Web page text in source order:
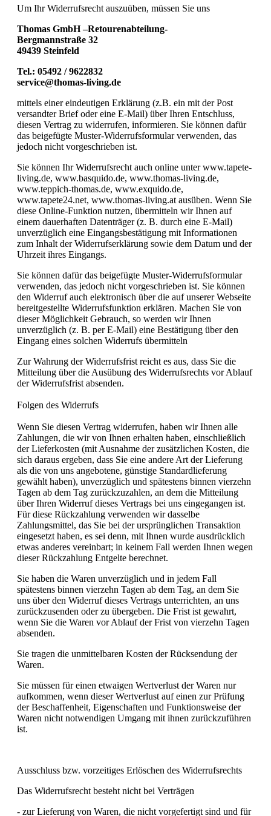
Um Ihr Widerrufsrecht auszuüben, müssen Sie uns
Thomas GmbH –Retourenabteilung-
Bergmannstraße 32
49439 Steinfeld
Tel.: 05492 / 9622832
service@thomas-living.de
mittels einer eindeutigen Erklärung (z.B. ein mit der Post
versandter Brief oder eine E-Mail) über Ihren Entschluss,
diesen Vertrag zu widerrufen, informieren. Sie können dafür
das beigefügte Muster-Widerrufsformular verwenden, das
jedoch nicht vorgeschrieben ist.
Sie können Ihr Widerrufsrecht auch online unter www.tapete-
living.de, www.basquido.de, www.thomas-living.de,
www.teppich-thomas.de, www.exquido.de,
www.tapete24.net, www.thomas-living.at ausüben. Wenn Sie
diese Online-Funktion nutzen, übermitteln wir Ihnen auf
einem dauerhaften Datenträger (z. B. durch eine E-Mail)
unverzüglich eine Eingangsbestätigung mit Informationen
zum Inhalt der Widerrufserklärung sowie dem Datum und der
Uhrzeit ihres Eingangs.
Sie können dafür das beigefügte Muster-Widerrufsformular
verwenden, das jedoch nicht vorgeschrieben ist. Sie können
den Widerruf auch elektronisch über die auf unserer Webseite
bereitgestellte Widerrufsfunktion erklären. Machen Sie von
dieser Möglichkeit Gebrauch, so werden wir Ihnen
unverzüglich (z. B. per E-Mail) eine Bestätigung über den
Eingang eines solchen Widerrufs übermitteln
Zur Wahrung der Widerrufsfrist reicht es aus, dass Sie die
Mitteilung über die Ausübung des Widerrufsrechts vor Ablauf
der Widerrufsfrist absenden.
Folgen des Widerrufs
Wenn Sie diesen Vertrag widerrufen, haben wir Ihnen alle
Zahlungen, die wir von Ihnen erhalten haben, einschließlich
der Lieferkosten (mit Ausnahme der zusätzlichen Kosten, die
sich daraus ergeben, dass Sie eine andere Art der Lieferung
als die von uns angebotene, günstige Standardlieferung
gewählt haben), unverzüglich und spätestens binnen vierzehn
Tagen ab dem Tag zurückzuzahlen, an dem die Mitteilung
über Ihren Widerruf dieses Vertrags bei uns eingegangen ist.
Für diese Rückzahlung verwenden wir dasselbe
Zahlungsmittel, das Sie bei der ursprünglichen Transaktion
eingesetzt haben, es sei denn, mit Ihnen wurde ausdrücklich
etwas anderes vereinbart; in keinem Fall werden Ihnen wegen
dieser Rückzahlung Entgelte berechnet.
Sie haben die Waren unverzüglich und in jedem Fall
spätestens binnen vierzehn Tagen ab dem Tag, an dem Sie
uns über den Widerruf dieses Vertrags unterrichten, an uns
zurückzusenden oder zu übergeben. Die Frist ist gewahrt,
wenn Sie die Waren vor Ablauf der Frist von vierzehn Tagen
absenden.
Sie tragen die unmittelbaren Kosten der Rücksendung der
Waren.
Sie müssen für einen etwaigen Wertverlust der Waren nur
aufkommen, wenn dieser Wertverlust auf einen zur Prüfung
der Beschaffenheit, Eigenschaften und Funktionsweise der
Waren nicht notwendigen Umgang mit ihnen zurückzuführen
ist.
Ausschluss bzw. vorzeitiges Erlöschen des Widerrufsrechts
Das Widerrufsrecht besteht nicht bei Verträgen
- zur Lieferung von Waren, die nicht vorgefertigt sind und für